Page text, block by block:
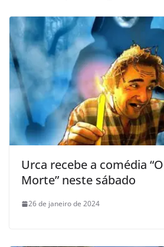
Urca recebe a comédia
Morte” neste sábado
26 de janeiro de 2024